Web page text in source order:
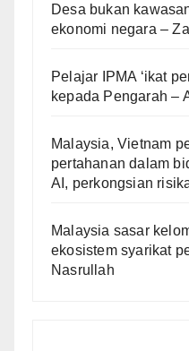
Desa bukan
ekonomi negara –
Pelajar IPMA ‘ikat
kepada Pengarah –
Malaysia, Vietnam
pertahanan dalam
AI, perkongsian
Malaysia sasar
ekosistem syarikat
Nasrullah